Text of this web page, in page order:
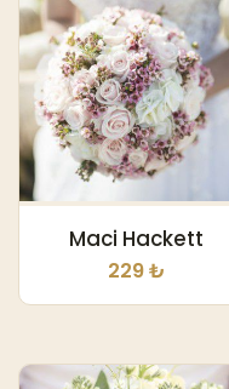
Maci Hackett
229 ₺